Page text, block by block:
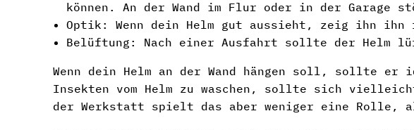
können. An der Wand im Flur oder in der Garage
Optik: Wenn dein Helm gut aussieht, zeig ihn ihn
Belüftung: Nach einer Ausfahrt sollte der Helm
Wenn dein Helm an der Wand hängen soll, sollte
Insekten vom Helm zu waschen, sollte sich
der Werkstatt spielt das aber weniger eine Rolle,